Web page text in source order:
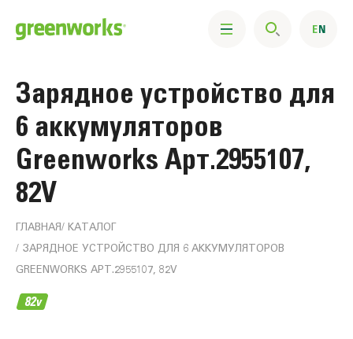
Зарядное устройство для
6 аккумуляторов
Greenworks Арт.2955107,
82V
ГЛАВНАЯ КАТАЛОГ
ЗАРЯДНОЕ УСТРОЙСТВО ДЛЯ 6 АККУМУЛЯТОРОВ
GREENWORKS АРТ.2955107, 82V
Информация